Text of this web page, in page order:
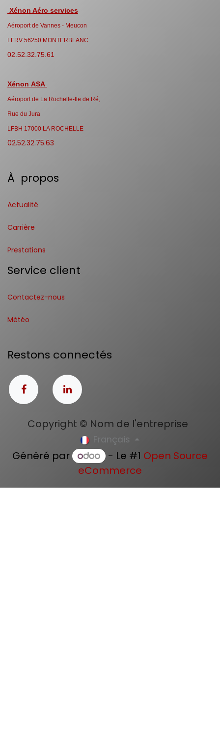
Xénon Aéro services
Aéroport de Vannes - Meucon
LFRV 56250 MONTERBLANC
02.52.32.75.61
Xénon ASA
Aéroport de La Rochelle-Ile de Ré,
Rue du Jura
LFBH 17000 LA ROCHELLE
02.52.32.75.63
À propos
Actualité
Carrière
Prestations
Service client
Contactez-nous
Météo
Restons connectés
Copyright © Nom de l'entreprise
Français
Généré par - Le #1 Open Source
eCommerce